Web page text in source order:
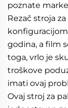
poznate
Rezač stroja
godina, a film
toga, vrlo je
troškove
imati ovaj
Ovaj stroj za